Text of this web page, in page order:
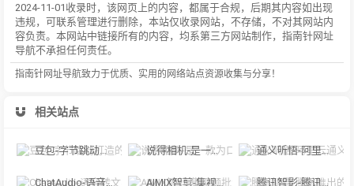
2024-11-01收录时，该网页上的内容，都属于合规，后期其内容如出现
违规，可联系管理进行删除，本站仅收录网站，不存储，不对其网站内
容负责。本网站中链接所有的内容，均系第三方网站制作，指南针网址
导航不承担任何责任。
指南针网址导航致力于优质、实用的网络站点资源收集与分享！
相关站点
豆包-字节跳动打造的多功能AI对话工具 说得相机-是一款为口播视频创作者量身定制的智能拍摄工具 通义听悟-阿里云通义听悟是聚焦音视频内容的工作学习AI助手
ChatAudio-语音转文字 + 总结 + 对话 AIMIX智剪-集视频批量混剪、文案、字幕生成、语音合成等短视频运营功能于一 腾讯智影-腾讯推出的在线智能视频创作平台